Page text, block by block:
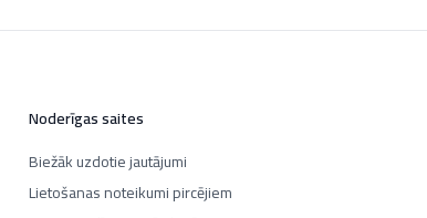
Noderīgas saites
Biežāk uzdotie jautājumi
Lietošanas noteikumi pircējiem